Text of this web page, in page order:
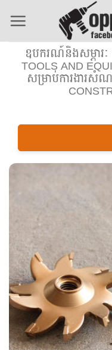
ឧបករណ៍និងសម្ភារ
TOOLS AND
សម្រាប់ការងារសំ